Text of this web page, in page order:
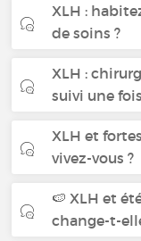
XLH :
de soins ?
XLH :
suivi une
XLH et
vivez-vous ?
🍉 XLH et
change-t-